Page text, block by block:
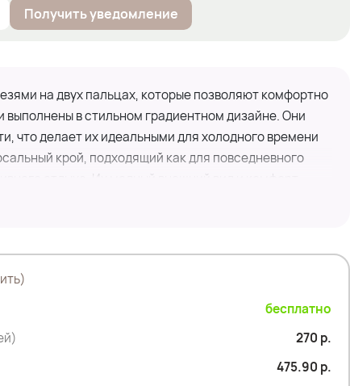
Получить уведомление
на двух пальцах, которые позволяют комфортно
выполнены в стильном градиентном дизайне. Они
что делает их идеальными для холодного времени
крой, подходящий как для повседневного
отдыха. Их модный внешний вид и комфорт
тех, кто ценит стиль и тепло.
бесплатно
270 р.
475.90 р.